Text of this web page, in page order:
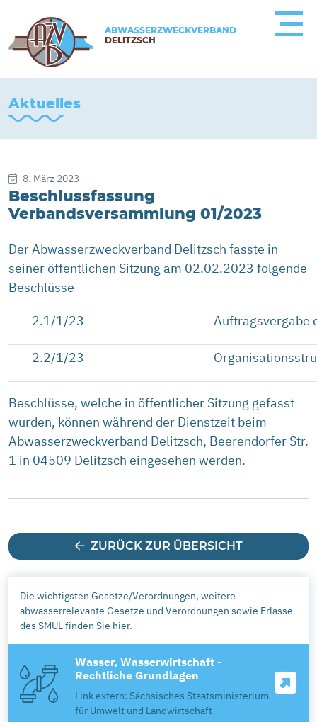
ABWASSERZWECKVERBAND
DELITZSCH
Aktuelles
8. März 2023
Beschlussfassung
Verbandsversammlung 01/2023
Der Abwasserzweckverband Delitzsch fasste in
seiner öffentlichen Sitzung am 02.02.2023 folgende
Beschlüsse
2.1/1/23 Auftragsvergabe
2.2/1/23
Beschlüsse, welche in öffentlicher Sitzung gefasst
wurden, können während der Dienstzeit beim
Abwasserzweckverband Delitzsch, Beerendorfer Str.
1 in 04509 Delitzsch eingesehen werden.
ZURÜCK ZUR ÜBERSICHT
Die wichtigsten Gesetze/Verordnungen, weitere
abwasserrelevante Gesetze und Verordnungen sowie Erlasse
des SMUL finden Sie hier.
Wasser, Wasserwirtschaft -
Rechtliche Grundlagen
Link extern: Sächsisches Staatsministerium
für Umwelt und Landwirtschaft